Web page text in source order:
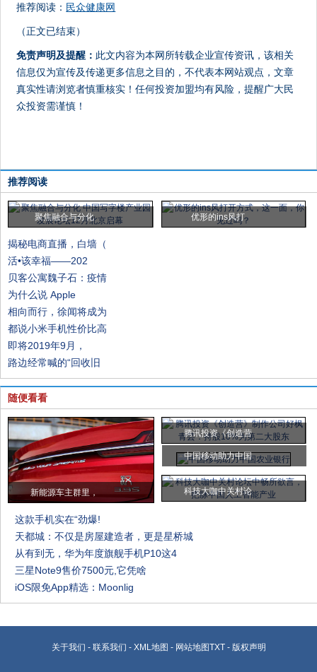
推荐阅读： 民众健康网
（正文已结束）
免责声明及提醒： 此文内容为本网所转载企业宣传资讯，该相关
信息仅为宣传及传递更多信息之目的，不代表本网站观点，文章
真实性请浏览者慎重核实！任何投资加盟均有风险，提醒广大民
众投资需谨慎！
推荐阅读
聚焦融合与分化 优形的ins风打
揭秘电商直播，白墙（
活•该幸福——202
贝客公寓魏子石：疫情
为什么说 Apple
相向而行，徐闻将成为
都说小米手机性价比高
即将2019年9月，
路边经常喊的“回收旧
随便看看
新能源车主群里，
腾讯投资《创造营
中国移动助力中国
科技大咖中关村论
这款手机实在“劲爆!
天都城：不仅是房屋建造者，更是星桥城
从有到无，华为年度旗舰手机P10这4
三星Note9售价7500元,它凭啥
iOS限免App精选：Moonlig
关于我们 - 联系我们 - XML地图 - 网站地图TXT- 版权声明